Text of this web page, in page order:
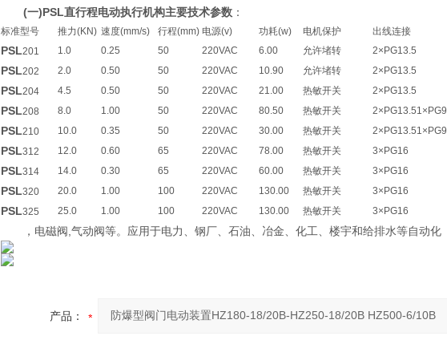
(一)PSL直行程电动执行机构主要技术参数 ：
标准型号 推力(KN) 速度(mm/s) 行程(mm) 电源(v) 功耗(w) 电机保护 出线连接
PSL201 1.0 0.25 50 220VAC 6.00 允许堵转 2×PG13.5
PSL202 2.0 0.50 50 220VAC 10.90 允许堵转 2×PG13.5
PSL204 4.5 0.50 50 220VAC 21.00 热敏开关 2×PG13.5
PSL208 8.0 1.00 50 220VAC 80.50 热敏开关 2×PG13.51×PG9
PSL210 10.0 0.35 50 220VAC 30.00 热敏开关 2×PG13.51×PG9
PSL312 12.0 0.60 65 220VAC 78.00 热敏开关 3×PG16
PSL314 14.0 0.30 65 220VAC 60.00 热敏开关 3×PG16
PSL320 20.0 1.00 100 220VAC 130.00 热敏开关 3×PG16
PSL325 25.0 1.00 100 220VAC 130.00 热敏开关 3×PG16
，电磁阀,气动阀等。应用于电力、钢厂、石油、冶金、化工、楼宇和给排水等自动化
产品：